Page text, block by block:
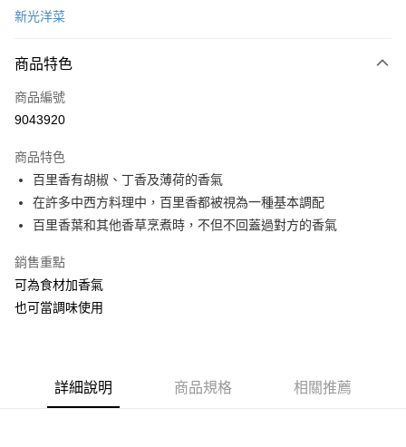
運送方式
• 付款後全家取貨
• 付款後7-11取貨
每筆NT$60，滿NT$699(含以上)免運費
(請點開選項勾選)
新光洋菜
商品特色
商品編號
9043920
商品特色
百里香有胡椒、丁香及薄荷的香氣
在許多中西方料理中，百里香都被視為一種基本調配
百里香葉和其他香草烹煮時，不但不回蓋過對方的香氣
銷售重點
可為食材加香氣
也可當調味使用
詳細說明 商品規格 相關推薦